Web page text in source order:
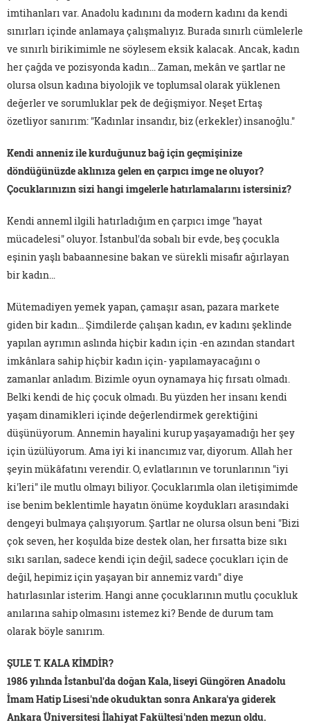
imtihanları var. Anadolu kadınını da modern kadını da kendi
sınırları içinde anlamaya çalışmalıyız. Burada sınırlı cümlelerle
ve sınırlı birikimimle ne söylesem eksik kalacak. Ancak, kadın
her çağda ve pozisyonda kadın... Zaman, mekân ve şartlar ne
olursa olsun kadına biyolojik ve toplumsal olarak yüklenen
değerler ve sorumluklar pek de değişmiyor. Neşet Ertaş
özetliyor sanırım: "Kadınlar insandır, biz (erkekler) insanoğlu."
Kendi anneniz ile kurduğunuz bağ için geçmişinize
döndüğünüzde aklınıza gelen en çarpıcı imge ne oluyor?
Çocuklarınızın sizi hangi imgelerle hatırlamalarını istersiniz?
Kendi anneml ilgili hatırladığım en çarpıcı imge "hayat
mücadelesi" oluyor. İstanbul'da sobalı bir evde, beş çocukla
eşinin yaşlı babaannesine bakan ve sürekli misafir ağırlayan
bir kadın…
Mütemadiyen yemek yapan, çamaşır asan, pazara markete
giden bir kadın... Şimdilerde çalışan kadın, ev kadını şeklinde
yapılan ayrımın aslında hiçbir kadın için -en azından standart
imkânlara sahip hiçbir kadın için- yapılamayacağını o
zamanlar anladım. Bizimle oyun oynamaya hiç fırsatı olmadı.
Belki kendi de hiç çocuk olmadı. Bu yüzden her insanı kendi
yaşam dinamikleri içinde değerlendirmek gerektiğini
düşünüyorum. Annemin hayalini kurup yaşayamadığı her şey
için üzülüyorum. Ama iyi ki inancımız var, diyorum. Allah her
şeyin mükâfatını verendir. O, evlatlarının ve torunlarının "iyi
ki'leri" ile mutlu olmayı biliyor. Çocuklarımla olan iletişimimde
ise benim beklentimle hayatın önüme koydukları arasındaki
dengeyi bulmaya çalışıyorum. Şartlar ne olursa olsun beni "Bizi
çok seven, her koşulda bize destek olan, her fırsatta bize sıkı
sıkı sarılan, sadece kendi için değil, sadece çocukları için de
değil, hepimiz için yaşayan bir annemiz vardı" diye
hatırlasınlar isterim. Hangi anne çocuklarının mutlu çocukluk
anılarına sahip olmasını istemez ki? Bende de durum tam
olarak böyle sanırım.
ŞULE T. KALA KİMDİR?
1986 yılında İstanbul'da doğan Kala, liseyi Güngören Anadolu
İmam Hatip Lisesi'nde okuduktan sonra Ankara'ya giderek
Ankara Üniversitesi İlahiyat Fakültesi'nden mezun oldu.